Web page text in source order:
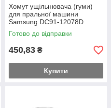
Хомут ущільнювача (гуми)
для пральної машини
Samsung DC91-12078D
(зовнішній)
Готово до відправки
450,83 ₴
Купити